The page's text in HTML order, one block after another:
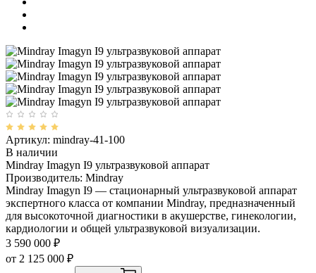
Артикул: mindray-41-100
В наличии
Mindray Imagyn I9 ультразвуковой аппарат
Производитель: Mindray
Mindray Imagyn I9 — стационарный ультразвуковой аппарат
экспертного класса от компании Mindray, предназначенный
для высокоточной диагностики в акушерстве, гинекологии,
кардиологии и общей ультразвуковой визуализации.
3 590 000 ₽
от 2 125 000 ₽